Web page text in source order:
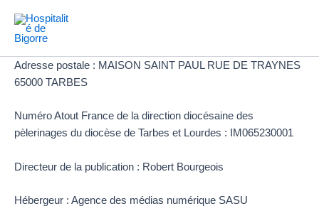
contenu
Adresse postale : MAISON SAINT PAUL RUE DE TRAYNES
65000 TARBES
Numéro Atout France de la direction diocésaine des
pèlerinages du diocèse de Tarbes et Lourdes : IM065230001
Directeur de la publication : Robert Bourgeois
Hébergeur : Agence des médias numérique SASU